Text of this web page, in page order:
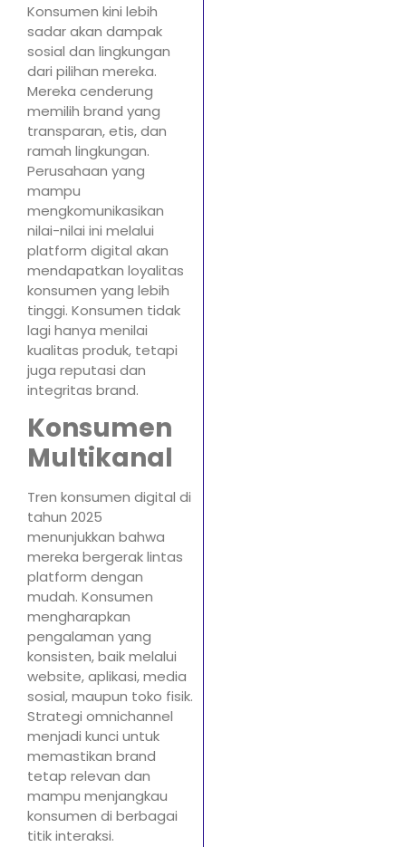
Konsumen kini lebih
sadar akan dampak
sosial dan lingkungan
dari pilihan mereka.
Mereka cenderung
memilih brand yang
transparan, etis, dan
ramah lingkungan.
Perusahaan yang
mampu
mengkomunikasikan
nilai-nilai ini melalui
platform digital akan
mendapatkan loyalitas
konsumen yang lebih
tinggi. Konsumen tidak
lagi hanya menilai
kualitas produk, tetapi
juga reputasi dan
integritas brand.
Konsumen
Multikanal
Tren konsumen digital di
tahun 2025
menunjukkan bahwa
mereka bergerak lintas
platform dengan
mudah. Konsumen
mengharapkan
pengalaman yang
konsisten, baik melalui
website, aplikasi, media
sosial, maupun toko fisik.
Strategi omnichannel
menjadi kunci untuk
memastikan brand
tetap relevan dan
mampu menjangkau
konsumen di berbagai
titik interaksi.